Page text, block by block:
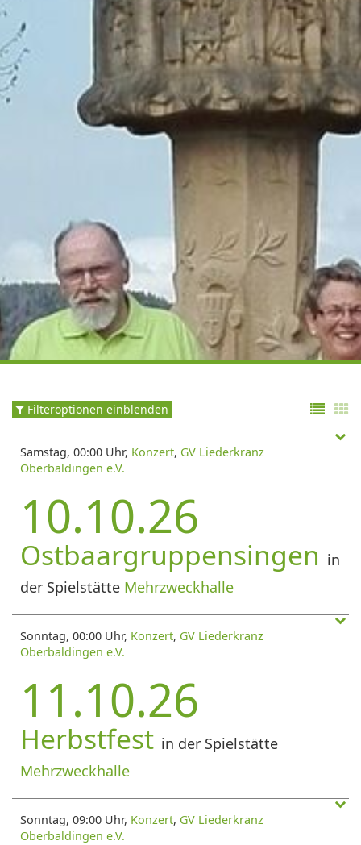
Filteroptionen einblenden
Samstag, 00:00 Uhr, Konzert, GV Liederkranz
Oberbaldingen e.V.
10.10.26
Ostbaargruppensingen in
der Spielstätte Mehrzweckhalle
Sonntag, 00:00 Uhr, Konzert, GV Liederkranz
Oberbaldingen e.V.
11.10.26
Herbstfest in der Spielstätte
Mehrzweckhalle
Sonntag, 09:00 Uhr, Konzert, GV Liederkranz
Oberbaldingen e.V.